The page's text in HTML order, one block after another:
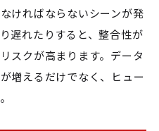
ければならないシーンが発
遅れたりすると、整合性が
スクが高まります。データ
増えるだけでなく、ヒュー